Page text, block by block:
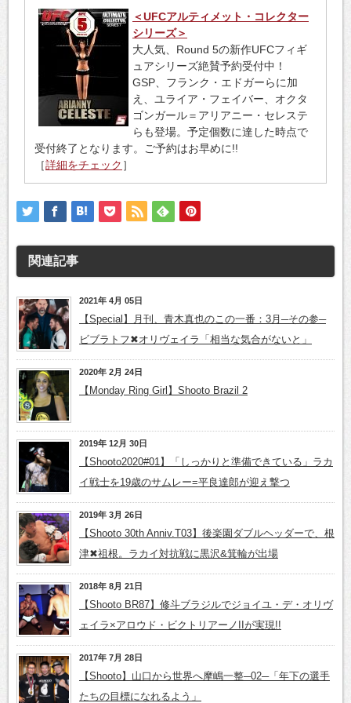
＜UFCアルティメット・コレクター
シリーズ＞
大人気、Round 5の新作UFCフィギ
ュアシリーズ絶賛予約受付中！
GSP、フランク・エドガーらに加
え、ユライア・フェイバー、オクタ
ゴンガール＝アリアニー・セレステ
らも登場。予定個数に達した時点で
受付終了となります。ご予約はお早めに!!
［詳細をチェック ］
関連記事
2021年 4月 05日
【Special】月刊、青木真也のこの一番：3月─その参─
ビブラトフ✖オリヴェイラ「相当な気合がないと」
2020年 2月 24日
【Monday Ring Girl】Shooto Brazil 2
2019年 12月 30日
【Shooto2020#01】「しっかりと準備できている」ラカ
イ戦士を19歳のサムレー=平良達郎が迎え撃つ
2019年 3月 26日
【Shooto 30th Anniv.T03】後楽園ダブルヘッダーで、根
津✖祖根。ラカイ対抗戦に黒沢&箕輪が出場
2018年 8月 21日
【Shooto BR87】修斗ブラジルでジョイユ・デ・オリヴ
ェイラ×アロウド・ビクトリアーノIIが実現!!
2017年 7月 28日
【Shooto】山口から世界へ摩嶋一整─02─「年下の選手
たちの目標になれるよう」